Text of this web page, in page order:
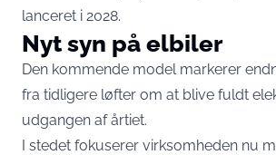
lanceret i 2028.
Nyt syn på elbiler
Den kommende model markerer
fra tidligere løfter om at blive fuldt
udgangen af årtiet.
I stedet fokuserer virksomheden nu